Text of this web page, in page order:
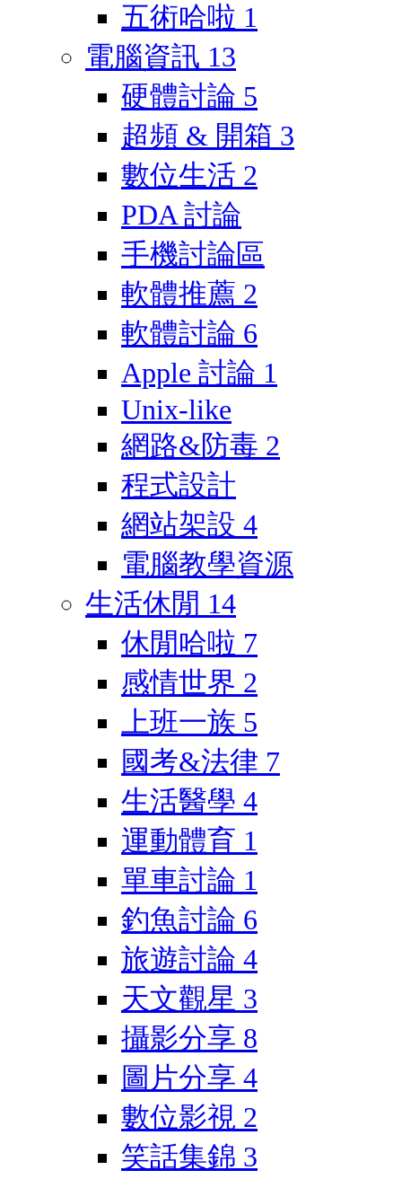
五術哈啦 1
電腦資訊 13
硬體討論 5
超頻 & 開箱 3
數位生活 2
PDA 討論
手機討論區
軟體推薦 2
軟體討論 6
Apple 討論 1
Unix-like
網路&防毒 2
程式設計
網站架設 4
電腦教學資源
生活休閒 14
休閒哈啦 7
感情世界 2
上班一族 5
國考&法律 7
生活醫學 4
運動體育 1
單車討論 1
釣魚討論 6
旅遊討論 4
天文觀星 3
攝影分享 8
圖片分享 4
數位影視 2
笑話集錦 3